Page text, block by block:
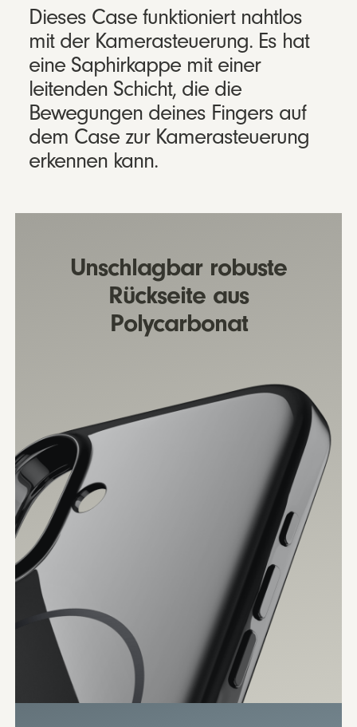
Dieses Case funktioniert nahtlos
mit der Kamera­steuerung. Es hat
eine Saphir­kappe mit einer
leitenden Schicht, die die
Bewegungen deines Fingers auf
dem Case zur Kamera­steuerung
erkennen kann.
Unschlagbar robuste
Rückseite aus
Polycarbonat